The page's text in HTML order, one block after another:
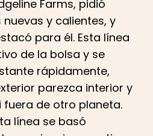
Farms, pidió
y calientes, y
para él. Esta línea
de la bolsa y se
rápidamente,
parezca interior y
fuera de otro planeta.
línea se basó